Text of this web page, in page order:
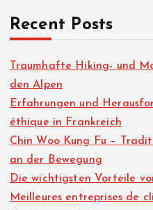
Recent Posts
Traumhafte Hiking- und
den Alpen
Erfahrungen und
éthique in Frankreich
Chin Woo Kung Fu –
an der Bewegung
Die wichtigsten Vorteile
Meilleures entreprises de